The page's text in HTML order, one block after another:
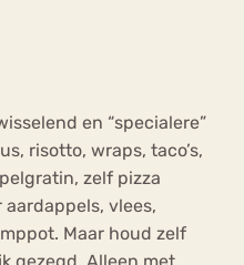
en “specialere”
risotto, wraps, taco’s,
zelf pizza
aardappels, vlees,
Maar houd zelf